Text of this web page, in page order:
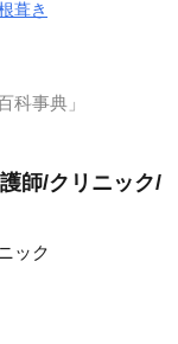
葺き
事典」
師/クリニック/
ック